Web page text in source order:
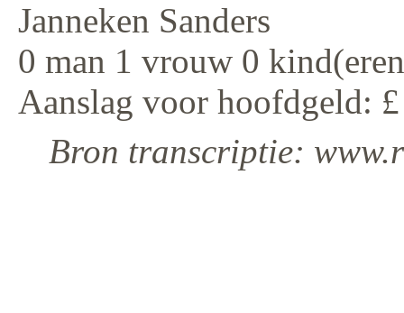
Janneken Sanders
0 man 1 vrouw 0
Aanslag voor hoofdgeld:
Bron transcriptie: